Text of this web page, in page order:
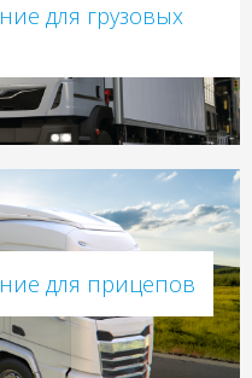
для грузовых
для прицепов